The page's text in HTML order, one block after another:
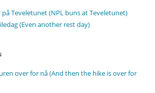
på Teveletunet (NPL buns at Teveletunet)
(Even another rest day)
over for nå (And then the hike is over for